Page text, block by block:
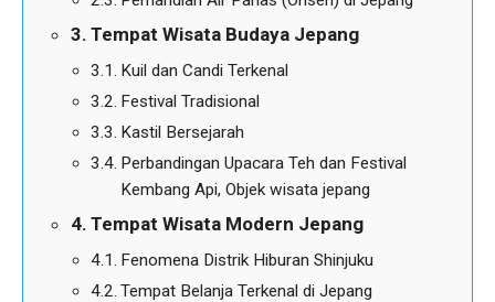
Tempat Wisata Budaya Jepang
Kuil dan Candi Terkenal
Festival Tradisional
Kastil Bersejarah
Perbandingan Upacara Teh dan Festival
Kembang Api, Objek wisata jepang
Tempat Wisata Modern Jepang
Fenomena Distrik Hiburan Shinjuku
Tempat Belanja Terkenal di Jepang